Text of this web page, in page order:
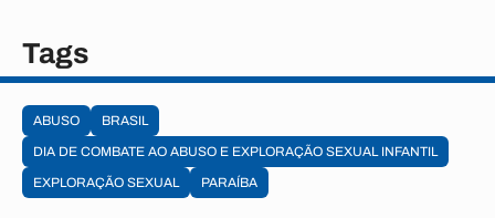
Tags
ABUSO
BRASIL
DIA DE COMBATE AO ABUSO E EXPLORAÇÃO SEXUAL INFANTIL
EXPLORAÇÃO SEXUAL
PARAÍBA